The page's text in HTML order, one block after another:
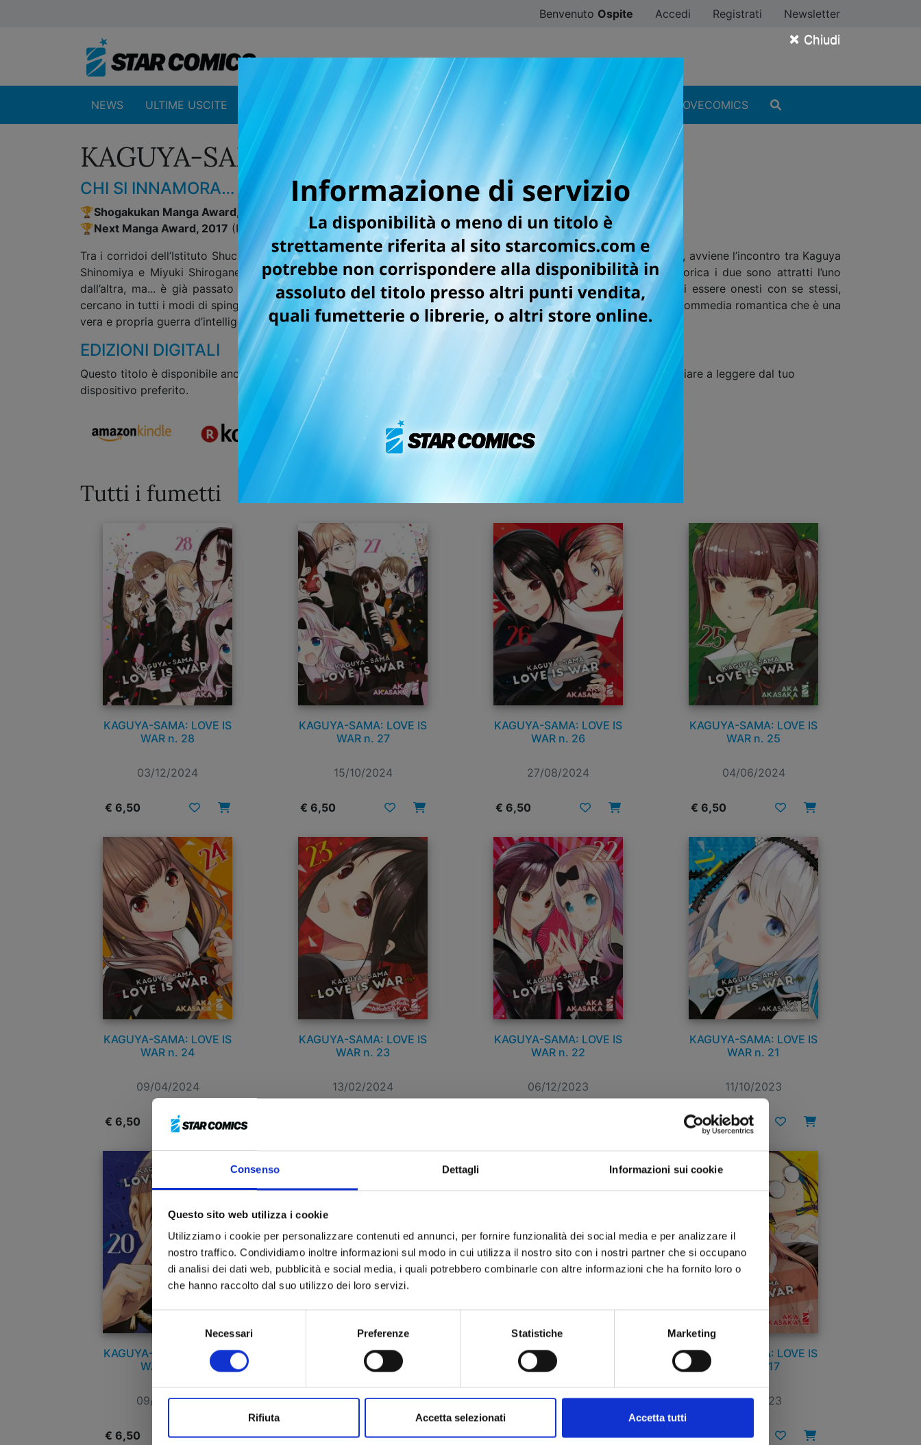
Consenso Dettagli Informazioni sui cookie
Questo sito web utilizza i cookie
Utilizziamo i cookie per personalizzare contenuti ed annunci, per fornire funzionalità dei social media e per analizzare il
nostro traffico. Condividiamo inoltre informazioni sul modo in cui utilizza il nostro sito con i nostri partner che si occupano
di analisi dei dati web, pubblicità e social media, i quali potrebbero combinarle con altre informazioni che ha fornito loro o
che hanno raccolto dal suo utilizzo dei loro servizi.
Selezione
del
consenso
Necessari Preferenze Statistiche Marketing
Rifiuta Accetta selezionati Accetta tutti
× Chiudi
Benvenuto Ospite Accedi Registrati Newsletter
NEWS ULTIME USCITE CATALOGO SFOGLIA ONLINE DIGISTAR #ILOVEMANGA #ILOVECOMICS
KAGUYA-SAMA: LOVE IS WAR
CHI SI INNAMORA… PERDE!
🏆Shogakukan Manga Award, 2019
(General)
🏆Next Manga Award, 2017 (Print manga)
Tra i corridoi dell’Istituto Shuchiin, che accoglie solamente gli studenti più brillanti destinati a un futuro di successo, avviene l’incontro tra Kaguya
Shinomiya e Miyuki Shirogane, rispettivamente vicepresidente e presidente del consiglio studentesco. In linea teorica i due sono attratti l’uno
dall’altra, ma... è già passato metà anno e ancora non è successo nulla! Entrambi molto orgogliosi e incapaci di essere onesti con se stessi,
cercano in tutti i modi di spingere la controparte a dichiararsi. Schierate le forze in campo, si alza il sipario su una commedia romantica che è una
vera e propria guerra d’intelligenza!
EDIZIONI DIGITALI
Questo titolo è disponibile anche in formato ebook! Ti basta scegliere uno degli store in cui fare l'acquisto e cominciare a leggere dal tuo
dispositivo preferito.
Tutti i fumetti
KAGUYA-SAMA: LOVE IS
WAR n. 28
03/12/2024
€ 6,50
KAGUYA-SAMA: LOVE IS
WAR n. 27
15/10/2024
€ 6,50
KAGUYA-SAMA: LOVE IS
WAR n. 26
27/08/2024
€ 6,50
KAGUYA-SAMA: LOVE IS
WAR n. 25
04/06/2024
€ 6,50
KAGUYA-SAMA: LOVE IS
WAR n. 24
09/04/2024
€ 6,50
KAGUYA-SAMA: LOVE IS
WAR n. 23
13/02/2024
KAGUYA-SAMA: LOVE IS
WAR n. 22
06/12/2023
KAGUYA-SAMA: LOVE IS
WAR n. 21
11/10/2023
€ 6,50
KAGUYA-SAMA: LOVE IS
WAR n. 20
09/08/2023
€ 6,50
KAGUYA-SAMA: LOVE IS
WAR n. 19
07/06/2023
€ 6,50
KAGUYA-SAMA: LOVE IS
WAR n. 18
05/04/2023
€ 6,50
KAGUYA-SAMA: LOVE IS
WAR n. 17
11/01/2023
€ 6,50